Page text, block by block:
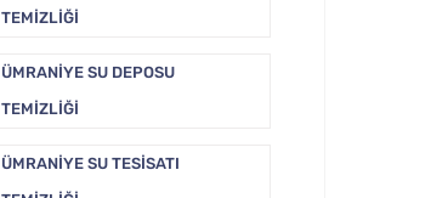
TEMIZLIĞI
ÜMRANIYE SU DEPOSU
TEMIZLIĞI
ÜMRANIYE SU TESISATI